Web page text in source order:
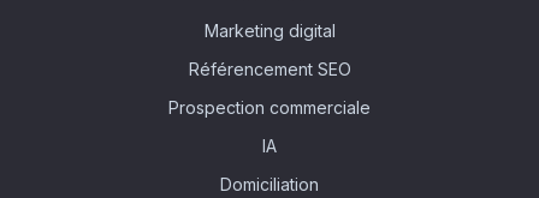
Marketing digital
Référencement SEO
Prospection commerciale
IA
Domiciliation